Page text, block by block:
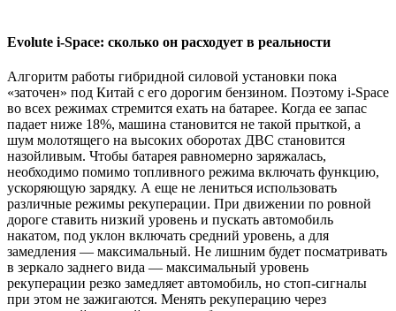
Evolute i-Space: сколько он расходует в реальности​
Алгоритм работы гибридной силовой установки пока
«заточен» под Китай с его дорогим бензином. Поэтому i-Space
во всех режимах стремится ехать на батарее. Когда ее запас
падает ниже 18%, машина становится не такой прыткой, а
шум молотящего на высоких оборотах ДВС становится
назойливым. Чтобы батарея равномерно заряжалась,
необходимо помимо топливного режима включать функцию,
ускоряющую зарядку. А еще не лениться использовать
различные режимы рекуперации. При движении по ровной
дороге ставить низкий уровень и пускать автомобиль
накатом, под уклон включать средний уровень, а для
замедления — максимальный. Не лишним будет посматривать
в зеркало заднего вида — максимальный уровень
рекуперации резко замедляет автомобиль, но стоп-сигналы
при этом не зажигаются. Менять рекуперацию через